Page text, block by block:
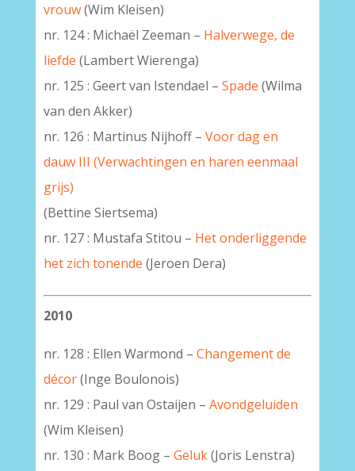
vrouw(Wim Kleisen)
nr. 124 : Michaël Zeeman – Halverwege, de
liefde (Lambert Wierenga)
nr. 125 : Geert van Istendael – Spade (Wilma
van den Akker)
nr. 126 : Martinus Nijhoff – Voor dag en
dauw III (Verwachtingen en haren eenmaal
grijs)
(Bettine Siertsema)
nr. 127 : Mustafa Stitou – Het onderliggende
het zich tonende (Jeroen Dera)
2010
nr. 128 : Ellen Warmond – Changement de
décor(Inge Boulonois)
nr. 129 : Paul van Ostaijen – Avondgeluiden
(Wim Kleisen)
nr. 130 : Mark Boog – Geluk(Joris Lenstra)